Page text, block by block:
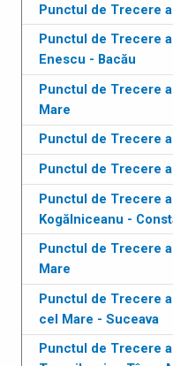
Punctul de Trecere
Punctul de Trecere
Enescu - Bacău
Punctul de Trecere
Mare
Punctul de Trecere
Punctul de Trecere
Punctul de Trecere
Kogălniceanu -
Punctul de Trecere
Mare
Punctul de Trecere
cel Mare - Suceava
Punctul de Trecere